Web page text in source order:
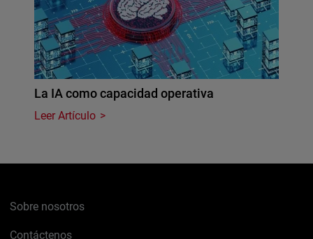
La IA como capacidad operativa
Leer Artículo
Sobre nosotros
Contáctenos